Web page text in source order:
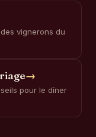
vignerons du
→
pour le dîner